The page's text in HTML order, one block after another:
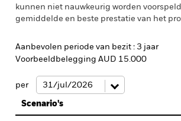
kunnen niet nauwkeurig worden
gemiddelde en beste prestatie van het
Aanbevolen periode van bezit : 3 jaar
Voorbeeldbelegging AUD 15.000
per
Scenario's